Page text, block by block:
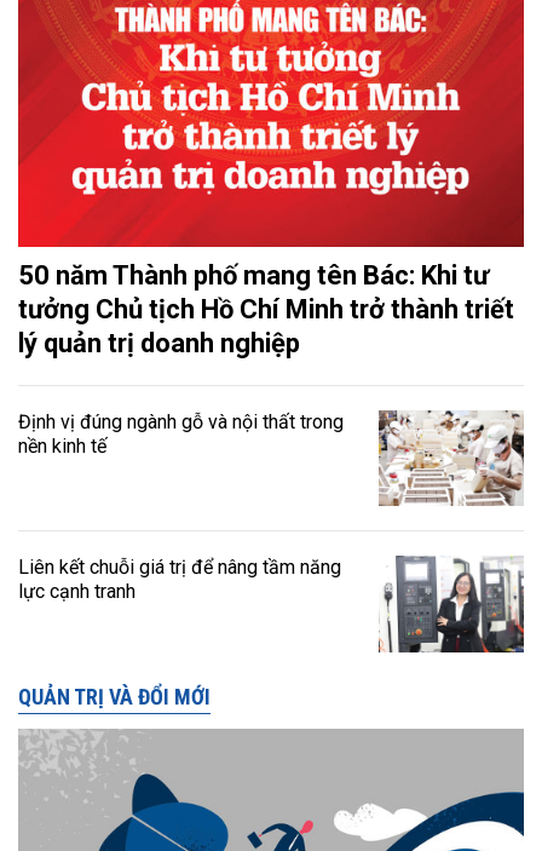
50 năm Thành phố mang tên Bác: Khi tư
tưởng Chủ tịch Hồ Chí Minh trở thành triết
lý quản trị doanh nghiệp
Định vị đúng ngành gỗ và nội thất trong
nền kinh tế
Liên kết chuỗi giá trị để nâng tầm năng
lực cạnh tranh
QUẢN TRỊ VÀ ĐỔI MỚI